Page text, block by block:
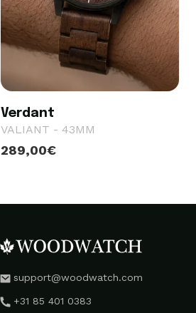
Verdant
VALIANT - 43MM
289,00€
support@woodwatch.com
+31 85 401 0383